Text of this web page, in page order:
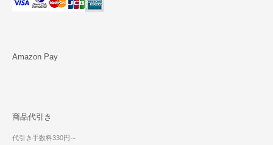
Amazon Pay
商品代引き
代引き手数料330円～